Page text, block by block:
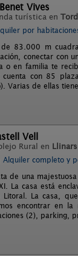
Vives
turística en
por
de 83.000 m
conectar con
o en familia te
cuenta con 85
Varias de ellas
Vell
Rural en
Alquiler completo y
de una
La casa está
Litoral. La casa,
encontrar en la
(2), parking,